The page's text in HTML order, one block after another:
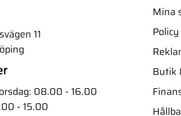
11
08.00 - 16.00
- 15.00
Mina
Butik